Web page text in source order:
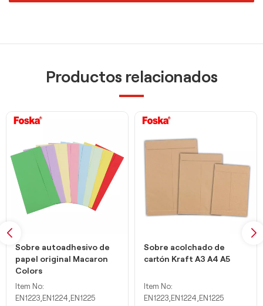
Productos relacionados
Sobre autoadhesivo de
papel original Macaron
Colors
Item No:
EN1223,EN1224,EN1225
Sobre acolchado de
cartón Kraft A3 A4 A5
Item No:
EN1223,EN1224,EN1225